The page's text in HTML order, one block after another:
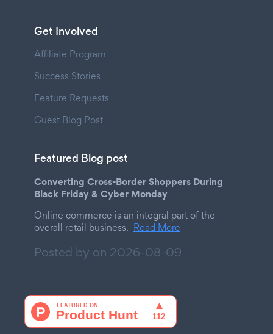
Get Involved
Affiliate Program
Success Stories
Feature Requests
Guest Blog Post
Featured Blog post
Converting Cross-Border Shoppers During
Black Friday & Cyber Monday
Online commerce is an integral part of the
overall retail business. Read More
Posted by on 2026-08-09